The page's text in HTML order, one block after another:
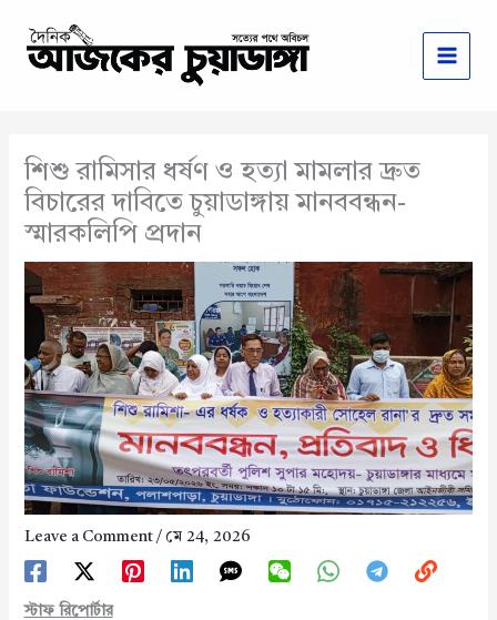
content
শিশু রামিসার ধর্ষণ ও হত্যা মামলার দ্রুত
বিচারের দাবিতে চুয়াডাঙ্গায় মানববন্ধন-
স্মারকলিপি প্রদান
Leave a Comment / মে 24, 2026
স্টাফ রিপোর্টার